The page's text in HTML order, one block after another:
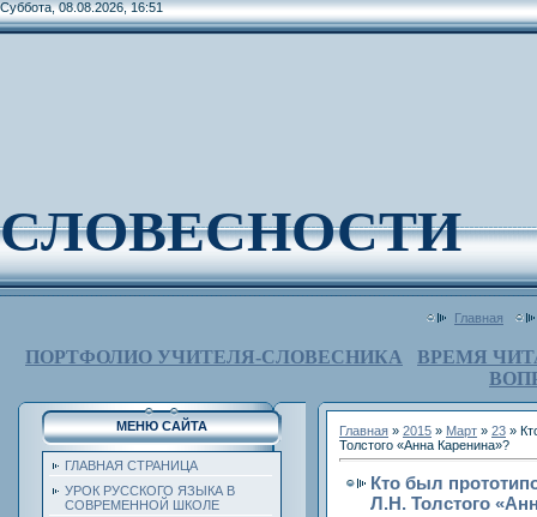
Суббота, 08.08.2026, 16:51
СЛОВЕСНОСТИ
Главная
ПОРТФОЛИО УЧИТЕЛЯ-СЛОВЕСНИКА
ВРЕМЯ
МЕНЮ САЙТА
ГЛАВНАЯ СТРАНИЦА
УРОК РУССКОГО ЯЗЫКА В
СОВРЕМЕННОЙ ШКОЛЕ
Главная » 2015 » Март » 23 »
Толстого «Анна Каренина»?
Кто был
Л.Н. Толстого